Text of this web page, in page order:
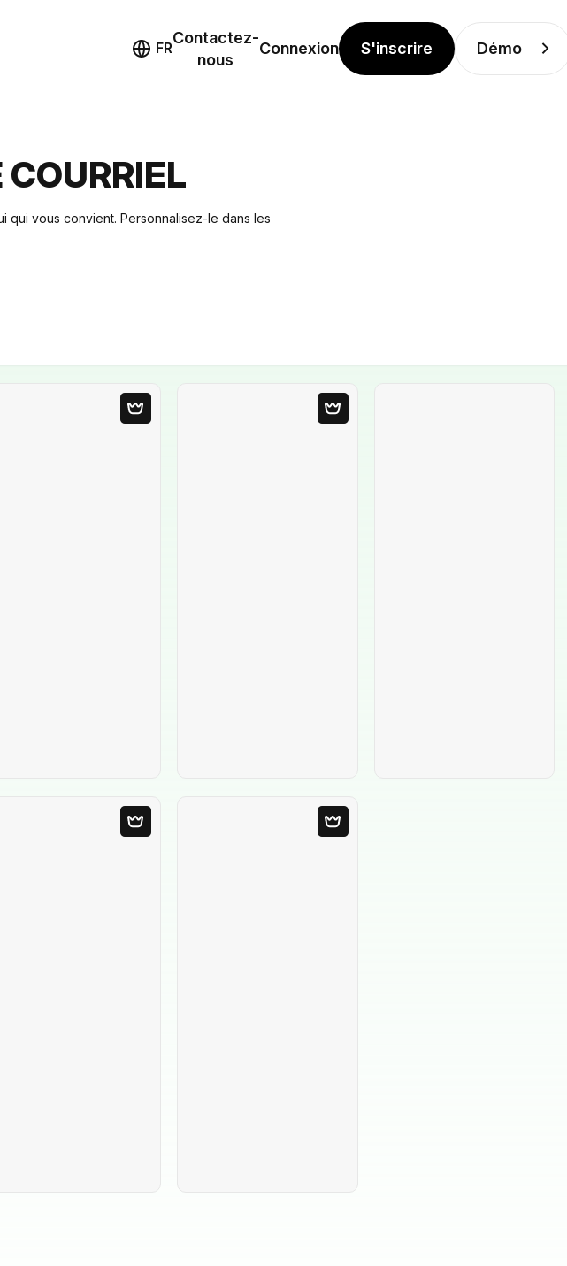
FR
Contactez-
nous
Connexion S'inscrire Démo
qui vous convient. Personnalisez-le dans les